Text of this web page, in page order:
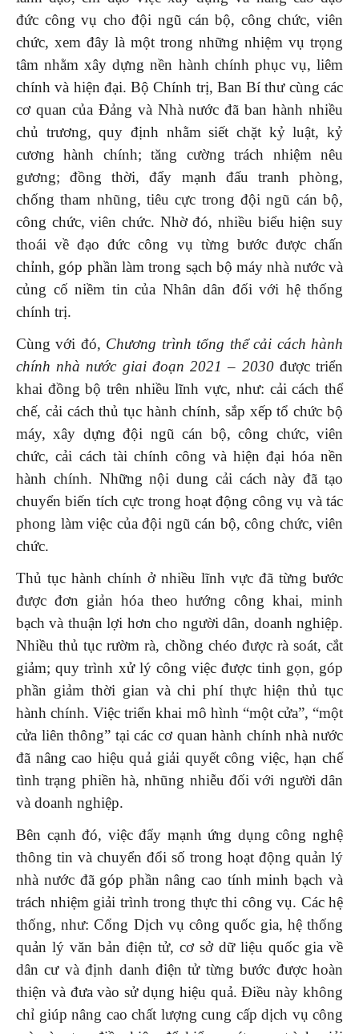
đức công vụ cho đội ngũ cán bộ, công chức, viên
chức, xem đây là một trong những nhiệm vụ trọng
tâm nhằm xây dựng nền hành chính phục vụ, liêm
chính và hiện đại. Bộ Chính trị, Ban Bí thư cùng các
cơ quan của Đảng và Nhà nước đã ban hành nhiều
chủ trương, quy định nhằm siết chặt kỷ luật, kỷ
cương hành chính; tăng cường trách nhiệm nêu
gương; đồng thời, đẩy mạnh đấu tranh phòng,
chống tham nhũng, tiêu cực trong đội ngũ cán bộ,
công chức, viên chức. Nhờ đó, nhiều biểu hiện suy
thoái về đạo đức công vụ từng bước được chấn
chỉnh, góp phần làm trong sạch bộ máy nhà nước và
củng cố niềm tin của Nhân dân đối với hệ thống
chính trị.
Cùng với đó, Chương trình tổng thể cải cách hành
chính nhà nước giai đoạn 2021 – 2030được triển
khai đồng bộ trên nhiều lĩnh vực, như: cải cách thể
chế, cải cách thủ tục hành chính, sắp xếp tổ chức bộ
máy, xây dựng đội ngũ cán bộ, công chức, viên
chức, cải cách tài chính công và hiện đại hóa nền
hành chính. Những nội dung cải cách này đã tạo
chuyển biến tích cực trong hoạt động công vụ và tác
phong làm việc của đội ngũ cán bộ, công chức, viên
chức.
Thủ tục hành chính ở nhiều lĩnh vực đã từng bước
được đơn giản hóa theo hướng công khai, minh
bạch và thuận lợi hơn cho người dân, doanh nghiệp.
Nhiều thủ tục rườm rà, chồng chéo được rà soát, cắt
giảm; quy trình xử lý công việc được tinh gọn, góp
phần giảm thời gian và chi phí thực hiện thủ tục
hành chính. Việc triển khai mô hình “một cửa”, “một
cửa liên thông” tại các cơ quan hành chính nhà nước
đã nâng cao hiệu quả giải quyết công việc, hạn chế
tình trạng phiền hà, nhũng nhiễu đối với người dân
và doanh nghiệp.
Bên cạnh đó, việc đẩy mạnh ứng dụng công nghệ
thông tin và chuyển đổi số trong hoạt động quản lý
nhà nước đã góp phần nâng cao tính minh bạch và
trách nhiệm giải trình trong thực thi công vụ. Các hệ
thống, như: Cổng Dịch vụ công quốc gia, hệ thống
quản lý văn bản điện tử, cơ sở dữ liệu quốc gia về
dân cư và định danh điện tử từng bước được hoàn
thiện và đưa vào sử dụng hiệu quả. Điều này không
chỉ giúp nâng cao chất lượng cung cấp dịch vụ công